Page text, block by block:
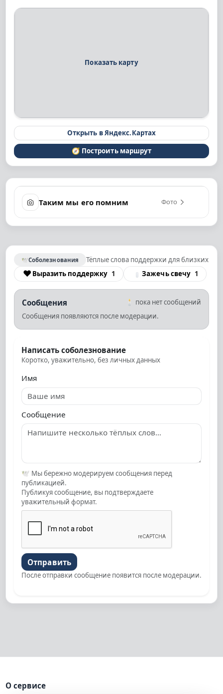
Показать карту
Открыть в Яндекс.Картах
🧭 Построить маршрут
Таким мы его помним Фото
🕊Соболезнования Тёплые слова поддержки для близких
❤ Выразить поддержку 1 Зажечь свечу 1
Сообщения 🕯
пока нет сообщений
Сообщения появляются после модерации.
Написать соболезнование
Коротко, уважительно, без личных данных
Имя
Сообщение
🕊 Мы бережно модерируем сообщения перед
публикацией.
Публикуя сообщение, вы подтверждаете
уважительный формат.
Отправить
После отправки сообщение появится после модерации.
О сервисе